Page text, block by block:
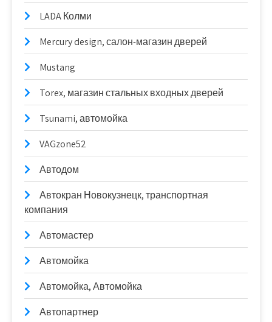
LADA Колми
Mercury design, салон-магазин дверей
Mustang
Torex, магазин стальных входных дверей
Tsunami, автомойка
VAGzone52
Автодом
Автокран Новокузнецк, транспортная
компания
Автомастер
Автомойка
Автомойка, Автомойка
Автопартнер